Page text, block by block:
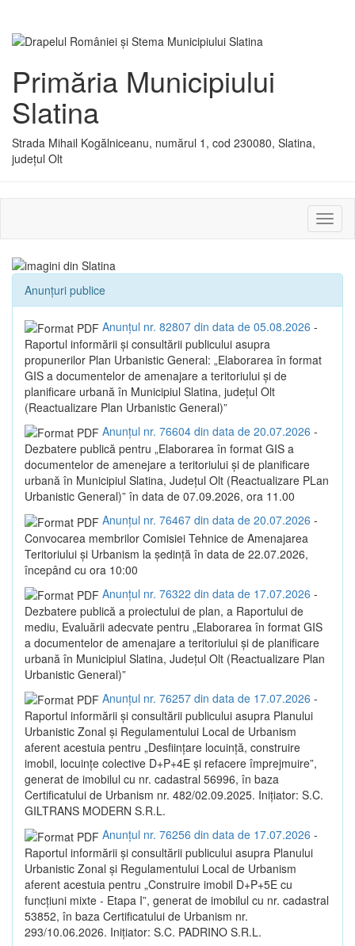
Primăria Municipiului
Slatina
Strada Mihail Kogălniceanu, numărul 1, cod 230080, Slatina,
județul Olt
sau
Anunțuri publice
Anunțul nr. 82807 din data de 05.08.2026 -
Raportul informării și consultării publicului asupra
propunerilor Plan Urbanistic General: „Elaborarea în format
GIS a documentelor de amenajare a teritoriului și de
planificare urbană în Municipiul Slatina, județul Olt
(Reactualizare Plan Urbanistic General)”
Anunțul nr. 76604 din data de 20.07.2026 -
Dezbatere publică pentru „Elaborarea în format GIS a
documentelor de amenejare a teritoriului și de planificare
urbană în Municipiul Slatina, Județul Olt (Reactualizare PLan
Urbanistic General)” în data de 07.09.2026, ora 11.00
Anunțul nr. 76467 din data de 20.07.2026 -
Convocarea membrilor Comisiei Tehnice de Amenajarea
Teritoriului și Urbanism la ședință în data de 22.07.2026,
începând cu ora 10:00
Anunțul nr. 76322 din data de 17.07.2026 -
Dezbatere publică a proiectului de plan, a Raportului de
mediu, Evaluării adecvate pentru „Elaborarea în format GIS
a documentelor de amenajare a teritoriului și de planificare
urbană în Municipiul Slatina, Județul Olt (Reactualizare Plan
Urbanistic General)”
Anunțul nr. 76257 din data de 17.07.2026 -
Raportul informării și consultării publicului asupra Planului
Urbanistic Zonal și Regulamentului Local de Urbanism
aferent acestuia pentru „Desființare locuință, construire
imobil, locuințe colective D+P+4E și refacere împrejmuire”,
generat de imobilul cu nr. cadastral 56996, în baza
Certificatului de Urbanism nr. 482/02.09.2025. Inițiator: S.C.
GILTRANS MODERN S.R.L.
Anunțul nr. 76256 din data de 17.07.2026 -
Raportul informării și consultării publicului asupra Planului
Urbanistic Zonal și Regulamentului Local de Urbanism
aferent acestuia pentru „Construire imobil D+P+5E cu
funcțiuni mixte - Etapa I”, generat de imobilul cu nr. cadastral
53852, în baza Certificatului de Urbanism nr.
293/10.06.2026. Inițiator: S.C. PADRINO S.R.L.